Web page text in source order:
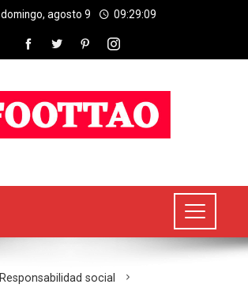
domingo, agosto 9 09:29:10
Responsabilidad social